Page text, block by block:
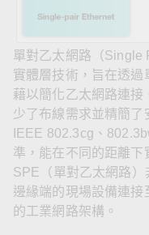
單對乙太網路（Single
實體層技術，旨在透過
藉以簡化乙太網路連
少了布線需求並精簡
IEEE 802.3cg、
準，能在不同的距離
SPE（單對乙太網路
邊緣端的現場設備連
的工業網路架構。